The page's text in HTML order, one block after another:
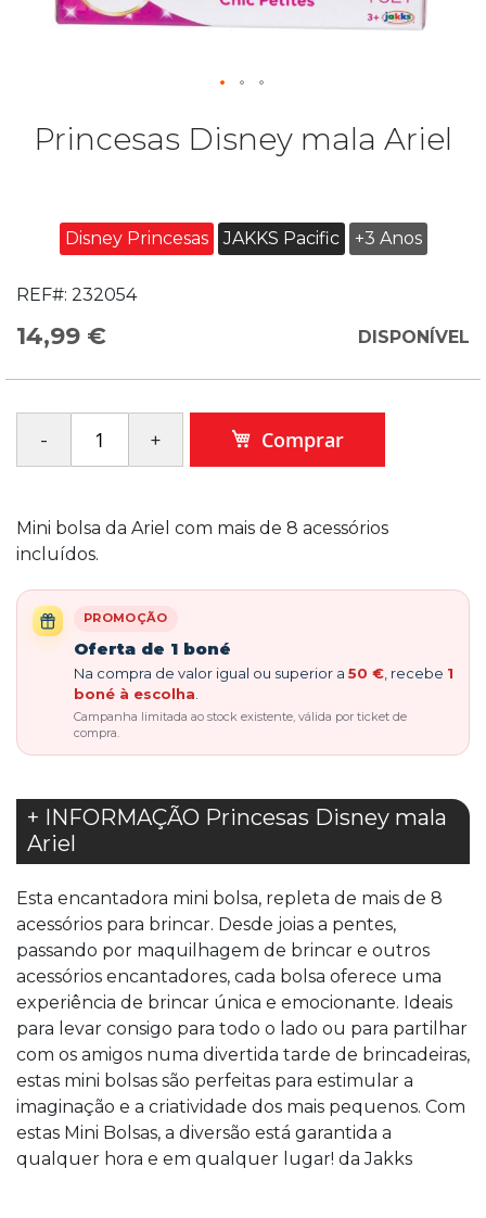
Princesas Disney mala Ariel
Disney Princesas JAKKS Pacific +3 Anos
REF#: 232054
14,99 € DISPONÍVEL
Comprar
Mini bolsa da Ariel com mais de 8 acessórios
incluídos.
PROMOÇÃO
Oferta de 1 boné
Na compra de valor igual ou superior a 50 € , recebe 1
boné à escolha
Campanha limitada ao stock existente, válida por ticket de
compra.
+ INFORMAÇÃO Princesas Disney mala
Ariel
Esta encantadora mini bolsa, repleta de mais de 8
acessórios para brincar. Desde joias a pentes,
passando por maquilhagem de brincar e outros
acessórios encantadores, cada bolsa oferece uma
experiência de brincar única e emocionante. Ideais
para levar consigo para todo o lado ou para partilhar
com os amigos numa divertida tarde de brincadeiras,
estas mini bolsas são perfeitas para estimular a
imaginação e a criatividade dos mais pequenos. Com
estas Mini Bolsas, a diversão está garantida a
qualquer hora e em qualquer lugar! da Jakks